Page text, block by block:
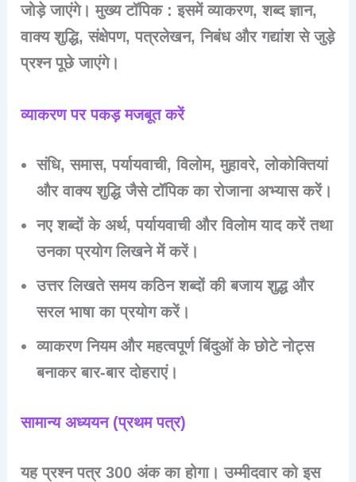
जोड़े जाएंगे। मुख्य टॉपिक : इसमें व्याकरण, शब्द ज्ञान,
वाक्य शुद्धि, संक्षेपण, पत्रलेखन, निबंध और गद्यांश से जुड़े
प्रश्न पूछे जाएंगे।
व्याकरण पर पकड़ मजबूत करें
संधि, समास, पर्यायवाची, विलोम, मुहावरे, लोकोक्तियां
और वाक्य शुद्धि जैसे टॉपिक का रोजाना अभ्यास करें।
नए शब्दों के अर्थ, पर्यायवाची और विलोम याद करें तथा
उनका प्रयोग लिखने में करें।
उत्तर लिखते समय कठिन शब्दों की बजाय शुद्ध और
सरल भाषा का प्रयोग करें।
व्याकरण नियम और महत्वपूर्ण बिंदुओं के छोटे नोट्स
बनाकर बार-बार दोहराएं।
सामान्य अध्ययन (प्रथम पत्र)
यह प्रश्न पत्र 300 अंक का होगा। उम्मीदवार को इस